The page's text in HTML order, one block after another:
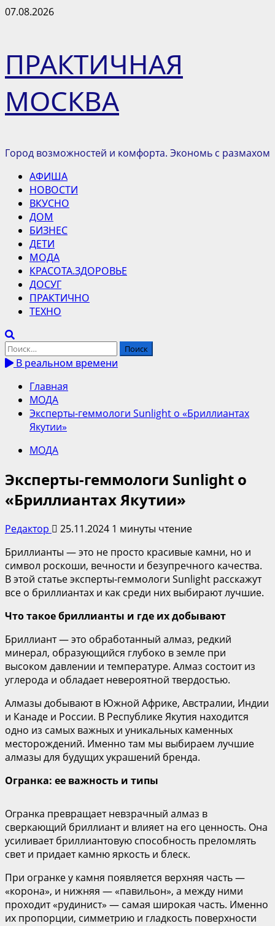
Перейти
07.08.2026
ПРАКТИЧНАЯ
МОСКВА
Город возможностей и комфорта. Экономь с размахом
Основное
меню
АФИША
НОВОСТИ
ВКУСНО
ДОМ
БИЗНЕС
ДЕТИ
МОДА
КРАСОТА.ЗДОРОВЬЕ
ДОСУГ
ПРАКТИЧНО
ТЕХНО
Найти:
В реальном времени
Главная
МОДА
Эксперты-геммологи Sunlight о «Бриллиантах
Якутии»
МОДА
Эксперты-геммологи Sunlight о
«Бриллиантах Якутии»
Редактор 25.11.2024 1 минуты чтение
Бриллианты — это не просто красивые камни, но и
символ роскоши, вечности и безупречного качества.
В этой статье эксперты-геммологи Sunlight расскажут
все о бриллиантах и как среди них выбирают лучшие.
Что такое бриллианты и где их добывают
Бриллиант — это обработанный алмаз, редкий
минерал, образующийся глубоко в земле при
высоком давлении и температуре. Алмаз состоит из
углерода и обладает невероятной твердостью.
Алмазы добывают в Южной Африке, Австралии, Индии
и Канаде и России. В Республике Якутия находится
одно из самых важных и уникальных каменных
месторождений. Именно там мы выбираем лучшие
алмазы для будущих украшений бренда.
Огранка: ее важность и типы
Огранка превращает невзрачный алмаз в
сверкающий бриллиант и влияет на его ценность. Она
усиливает бриллиантовую способность преломлять
свет и придает камню яркость и блеск.
При огранке у камня появляется верхняя часть —
«корона», и нижняя — «павильон», а между ними
проходит «рудинист» — самая широкая часть. Именно
их пропорции, симметрию и гладкость поверхности